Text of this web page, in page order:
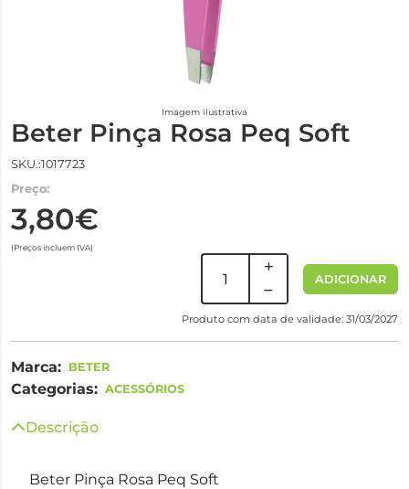
Imagem ilustrativa
Beter Pinça Rosa Peq Soft
SKU.:1017723
Preço:
3,80€
(Preços incluem IVA)
ADICIONAR
Produto com data de validade: 31/03/2027
Marca: BETER
Categorias: ACESSÓRIOS
Descrição
Beter Pinça Rosa Peq Soft